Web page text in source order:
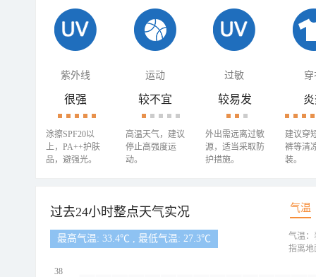
紫外线 运动 过敏 穿
很强
涂擦SPF20以
上，PA++护肤
品，避强光。
较不宜
高温天气，建议
停止高强度运
动。
较易发
外出需远离过敏
源，适当采取防
护措施。
建议穿
裤等清
装。
过去24小时整点天气实况 气温
最高气温: 33.4℃ , 最低气温: 27.3℃
38
气温：
指离地